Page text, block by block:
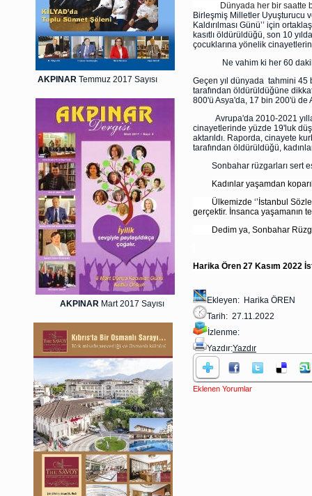
AKPINAR Temmuz 2017 Sayısı
AKPINAR Mart 2017 Sayısı
Dünyada her bir saatte bir
Birleşmiş Milletler Uyuşturucu
Kaldırılması Günü’’ için
kasıtlı öldürüldüğü, son 10
çocuklarına yönelik
Ne vahim ki her 60
Geçen yıl dünyada tahmini 45
tarafından öldürüldüğüne
800'ü Asya'da, 17 bin 200'ü de
Avrupa'da 2010-2021
cinayetlerinde yüzde 19'luk
aktarıldı. Raporda, cinayete
tarafından öldürüldüğü,
Sonbahar rüzgarları
Kadınlar yaşamdan
Ülkemizde ‘’İstanbul
gerçektir. İnsanca yaşamanın
Dedim ya, Sonbahar
Harika Ören 27 Kasım 2022
Ekleyen: Harika ÖREN
Tarih: 27.11.2022
İzlenme:
Yazdır:Yazdır
Eklenen Yorumlar